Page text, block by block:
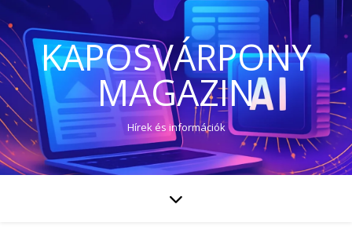
KAPOSVÁRPONY
MAGAZIN
Hírek és információk